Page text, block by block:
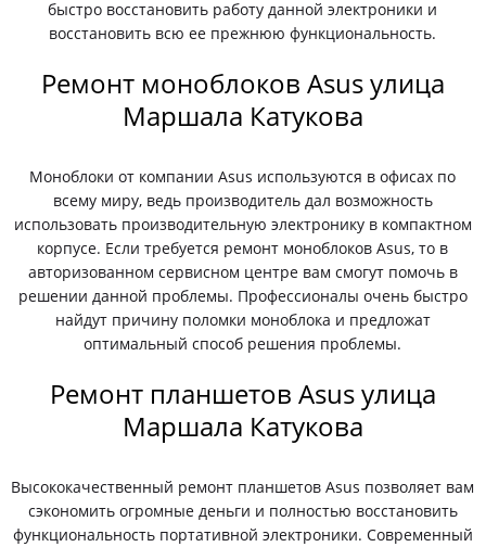
быстро восстановить работу данной электроники и
восстановить всю ее прежнюю функциональность.
Ремонт моноблоков Asus улица
Маршала Катукова
Моноблоки от компании Asus используются в офисах по
всему миру, ведь производитель дал возможность
использовать производительную электронику в компактном
корпусе. Если требуется ремонт моноблоков Asus, то в
авторизованном сервисном центре вам смогут помочь в
решении данной проблемы. Профессионалы очень быстро
найдут причину поломки моноблока и предложат
оптимальный способ решения проблемы.
Ремонт планшетов Asus улица
Маршала Катукова
Высококачественный ремонт планшетов Asus позволяет вам
сэкономить огромные деньги и полностью восстановить
функциональность портативной электроники. Современный